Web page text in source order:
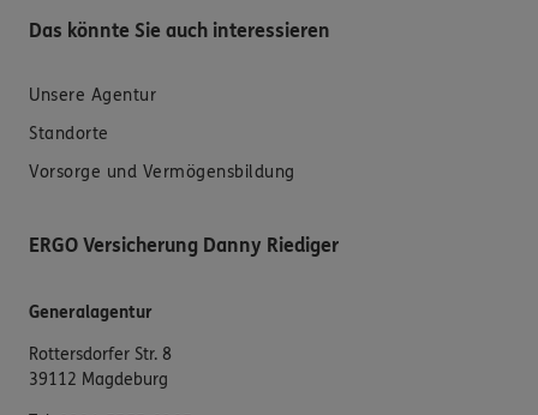
Das könnte Sie auch interessieren
Unsere Agentur
Standorte
Vorsorge und Vermögensbildung
ERGO Versicherung Danny Riediger
Generalagentur
Rottersdorfer Str. 8
39112 Magdeburg